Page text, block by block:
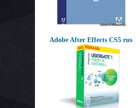
Adobe After Effects CS5 rus